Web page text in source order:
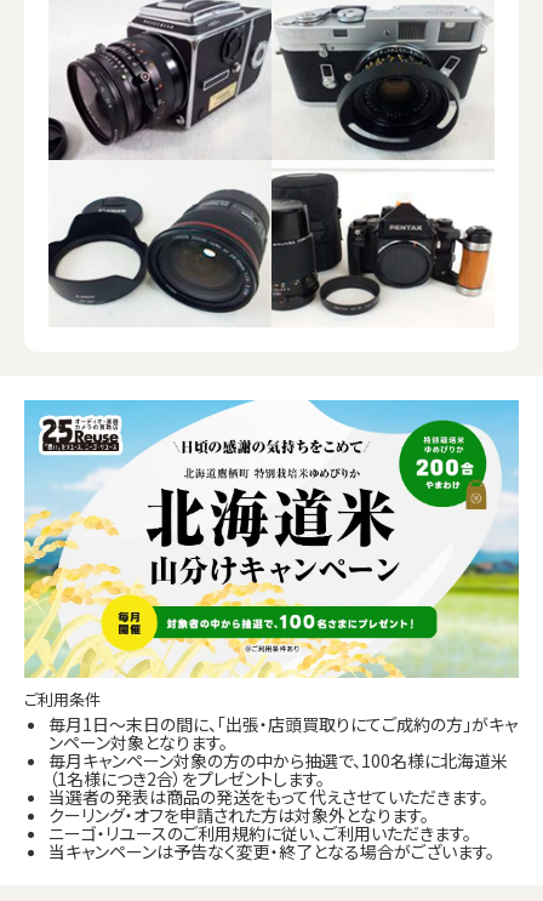
ご利用条件
毎月1日～末日の間に、「出張・店頭買取りにてご成約の方」がキャ
ンペーン対象となります。
毎月キャンペーン対象の方の中から抽選で、100名様に北海道米
（1名様につき2合）をプレゼントします。
当選者の発表は商品の発送をもって代えさせていただきます。
クーリング・オフを申請された方は対象外となります。
ニーゴ・リユースのご利用規約に従い、ご利用いただきます。
当キャンペーンは予告なく変更・終了となる場合がございます。